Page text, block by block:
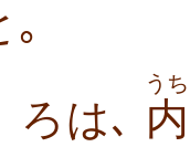
｡
ろは､ 内
うち